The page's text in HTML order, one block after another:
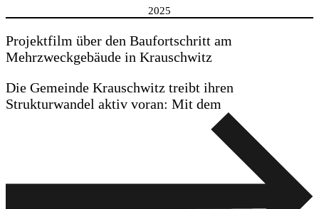
2025
Projektfilm über den Baufortschritt am
Mehrzweckgebäude in Krauschwitz
Die Gemeinde Krauschwitz treibt ihren
Strukturwandel aktiv voran: Mit dem